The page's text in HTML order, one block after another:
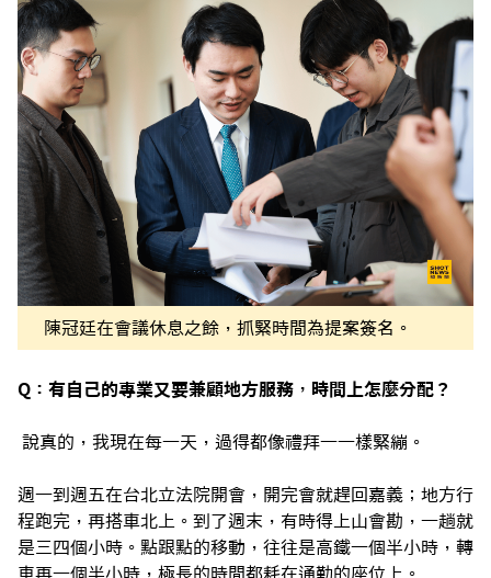
陳冠廷在會議休息之餘，抓緊時間為提案簽名。
Q：有自己的專業又要兼顧地方服務，時間上怎麼分配？
說真的，我現在每一天，過得都像禮拜一一樣緊繃。
週一到週五在台北立法院開會，開完會就趕回嘉義；地方行
程跑完，再搭車北上。到了週末，有時得上山會勘，一趟就
是三四個小時。點跟點的移動，往往是高鐵一個半小時，轉
車再一個半小時，極長的時間都耗在通勤的座位上。